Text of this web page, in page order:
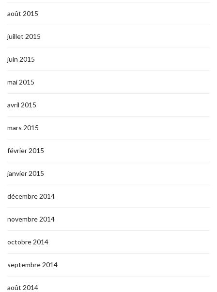
août 2015
juillet 2015
juin 2015
mai 2015
avril 2015
mars 2015
février 2015
janvier 2015
décembre 2014
novembre 2014
octobre 2014
septembre 2014
août 2014